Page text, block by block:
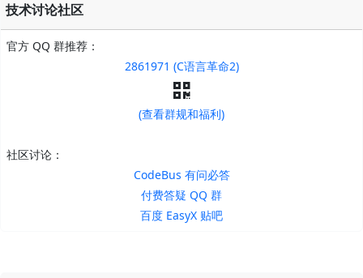
技术讨论社区
官方 QQ 群推荐：
2861971 (C语言革命2)
(查看群规和福利)
社区讨论：
CodeBus 有问必答
付费答疑 QQ 群
百度 EasyX 贴吧